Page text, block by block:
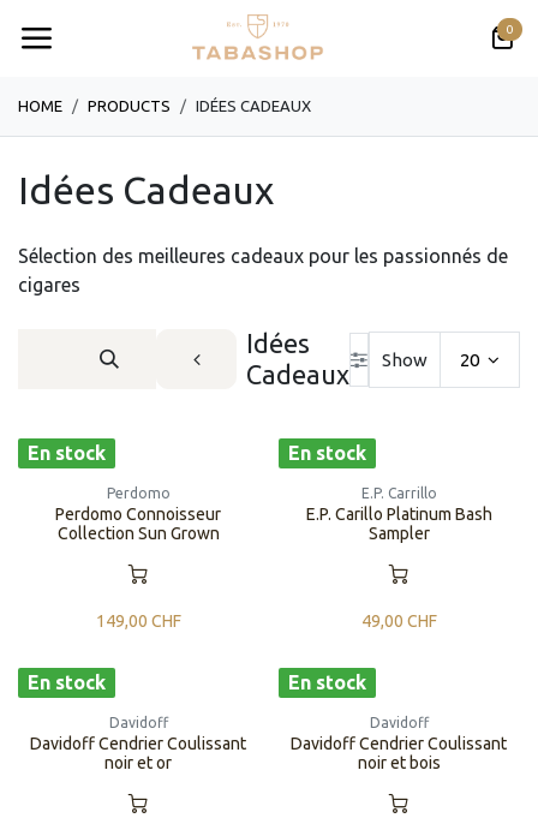
0
HOME PRODUCTS IDÉES CADEAUX
Idées Cadeaux
Sélection des meilleures cadeaux pour les passionnés de
cigares
Idées
Cadeaux
Show 20
En stock
Perdomo
Perdomo Connoisseur
Collection Sun Grown
149,00 CHF
En stock
E.P. Carrillo
E.P. Carillo ​​Platinum Bash
Sampler
49,00 CHF
En stock
Davidoff
Davidoff Cendrier Coulissant
noir et or
En stock
Davidoff
Davidoff Cendrier Coulissant
noir et bois